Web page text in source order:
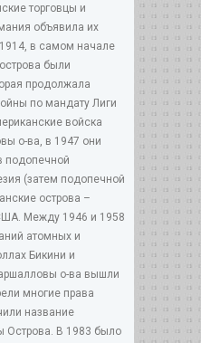
торговцы и
объявила их
в самом начале
были
продолжала
по мандату Лиги
войска
о-ва, в 1947 они
подопечной
(затем подопечной
острова –
Между 1946 и 1958
атомных и
Бикини и
о-ва вышли
многие права
название
Острова. В 1983 было